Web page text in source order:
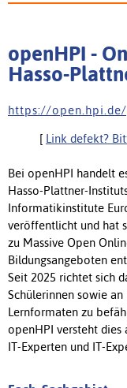
openHPI -
Hasso-
h t t p s : / / o p e n . h p i . d e /
[ Link defekt?
Bei openHPI handelt
Hasso-Plattner-
Informatikinstitute
veröffentlicht und hat
zu Massive Open
Bildungsangeboten
Seit 2025 richtet sich
Schülerinnen sowie
Lernformaten zu
openHPI versteht dies
IT-Experten und IT-